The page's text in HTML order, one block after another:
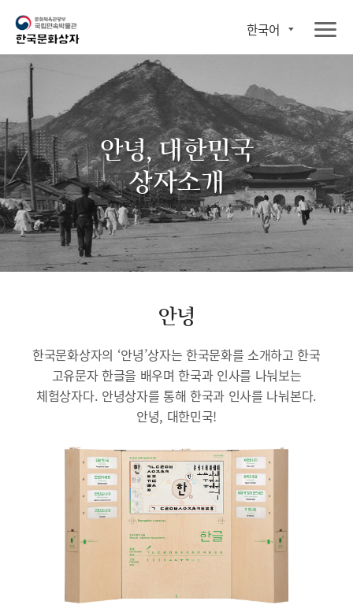
한국어
안녕, 대한민국
상자소개
안녕
한국문화상자의 ‘안녕’상자는 한국문화를 소개하고 한국
고유문자 한글을 배우며 한국과 인사를 나눠보는
체험상자다. 안녕상자를 통해 한국과 인사를 나눠본다.
안녕, 대한민국!